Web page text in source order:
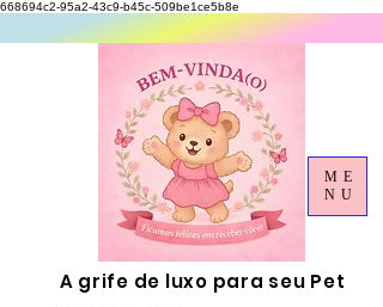
668694c2-95a2-43c9-b45c-509be1ce5b8e
A grife de luxo para seu Pet
ME
NU